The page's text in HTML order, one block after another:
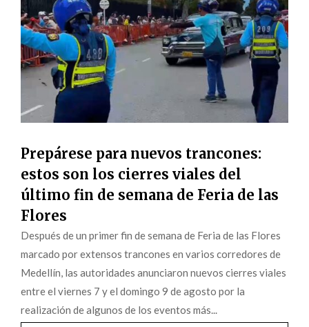
Prepárese para nuevos trancones:
estos son los cierres viales del
último fin de semana de Feria de las
Flores
Después de un primer fin de semana de Feria de las Flores
marcado por extensos trancones en varios corredores de
Medellín, las autoridades anunciaron nuevos cierres viales
entre el viernes 7 y el domingo 9 de agosto por la
realización de algunos de los eventos más...